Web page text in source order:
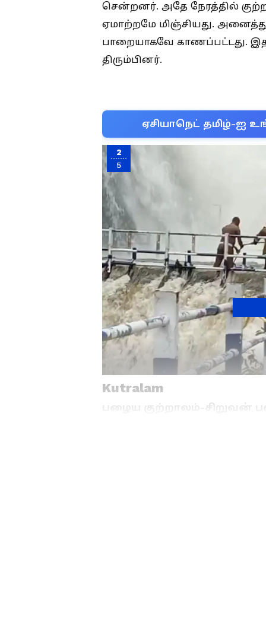
சென்றனர். அதே நேரத்தில்
ஏமாற்றமே மிஞ்சியது.
பாறையாகவே காணப்பட்டது.
திரும்பினர்.
ஏசியாநெட் தமிழ்-ஐ
2
5
Kutralam
பழைய குற்றாலம்-சிறுவன்